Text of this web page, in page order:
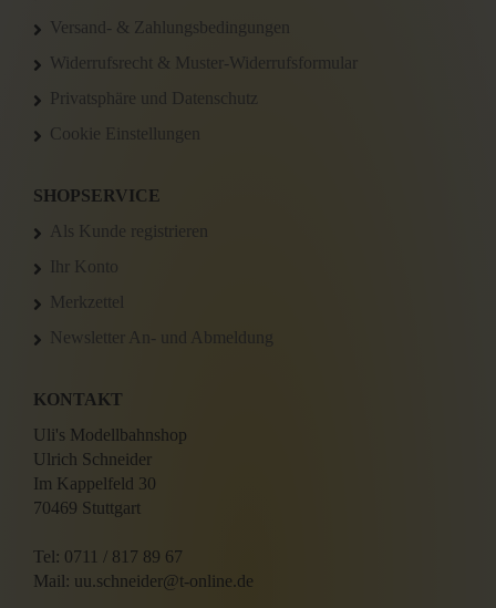
Versand- & Zahlungsbedingungen
Widerrufsrecht & Muster-Widerrufsformular
Privatsphäre und Datenschutz
Cookie Einstellungen
SHOPSERVICE
Als Kunde registrieren
Ihr Konto
Merkzettel
Newsletter An- und Abmeldung
KONTAKT
Uli's Modellbahnshop
Ulrich Schneider
Im Kappelfeld 30
70469 Stuttgart
Tel: 0711 / 817 89 67
Mail: uu.schneider@t-online.de